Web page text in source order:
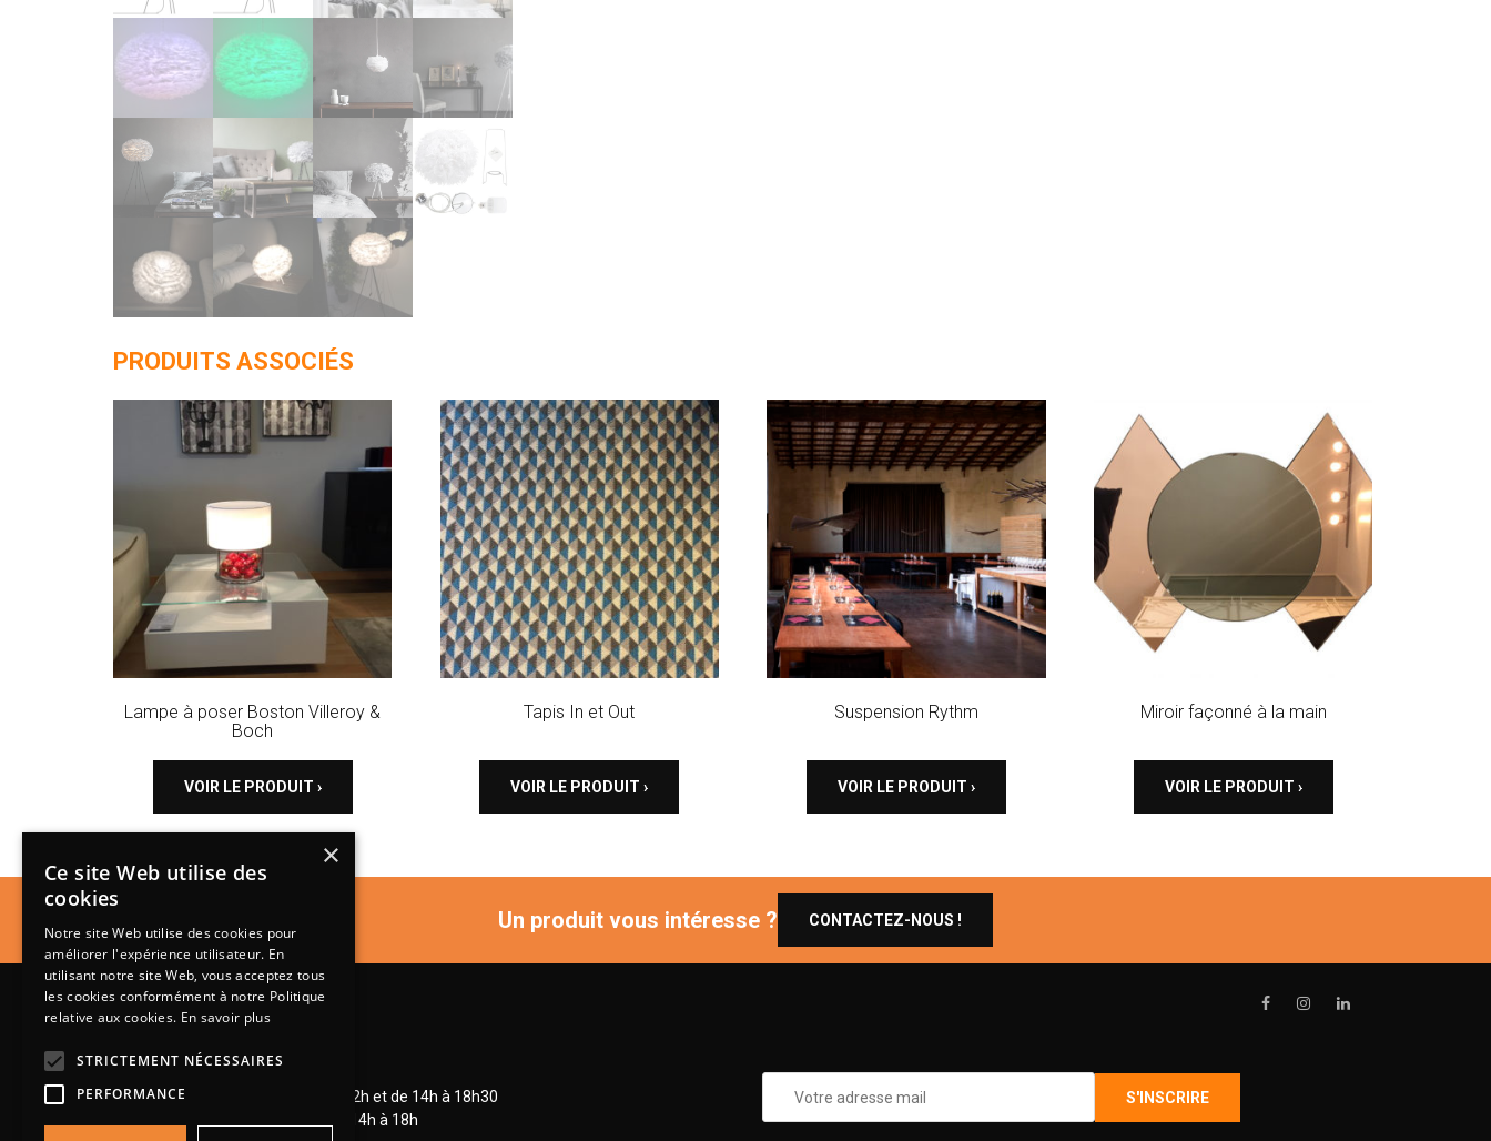
PRODUITS ASSOCIÉS
Lampe à poser Boston Villeroy &
Boch
VOIR LE PRODUIT ›
Tapis In et Out
VOIR LE PRODUIT ›
Suspension Rythm
VOIR LE PRODUIT ›
Miroir façonné à la main
VOIR LE PRODUIT ›
Un produit vous intéresse ? CONTACTEZ-NOUS !
Mardi à vendredi de 9h à 12h et de 14h à 18h30
Samedi de 9h à 12h et de 14h à 18h
×
Ce site Web utilise des
cookies
Notre site Web utilise des cookies pour
améliorer l'expérience utilisateur. En
utilisant notre site Web, vous acceptez tous
les cookies conformément à notre Politique
relative aux cookies. En savoir plus
STRICTEMENT NÉCESSAIRES
PERFORMANCE